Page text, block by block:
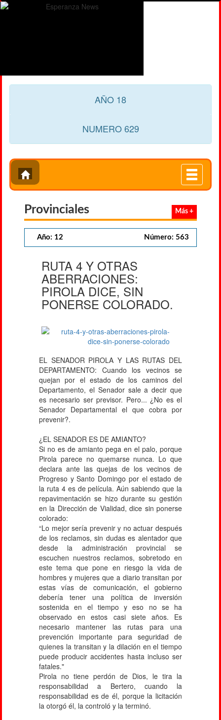
AÑO 18
NUMERO 629
Toggle
Provinciales Más +
Año: 12 Número: 563
RUTA 4 Y OTRAS
ABERRACIONES:
PIROLA DICE, SIN
PONERSE COLORADO.
EL SENADOR PIROLA Y LAS RUTAS DEL
DEPARTAMENTO: Cuando los vecinos se
quejan por el estado de los caminos del
Departamento, el Senador sale a decir que
es necesario ser previsor. Pero... ¿No es el
Senador Departamental el que cobra por
prevenir?.
¿EL SENADOR ES DE AMIANTO?
Si no es de amianto pega en el palo, porque
Pirola parece no quemarse nunca. Lo que
declara ante las quejas de los vecinos de
Progreso y Santo Domingo por el estado de
la ruta 4 es de película. Aún sabiendo que la
repavimentación se hizo durante su gestión
en la Dirección de Vialidad, dice sin ponerse
colorado:
“Lo mejor sería prevenir y no actuar después
de los reclamos, sin dudas es alentador que
desde la administración provincial se
escuchen nuestros reclamos, sobretodo en
este tema que pone en riesgo la vida de
hombres y mujeres que a diario transitan por
estas vías de comunicación, el gobierno
debería tener una política de inversión
sostenida en el tiempo y eso no se ha
observado en estos casi siete años. Es
necesario mantener las rutas para una
prevención importante para seguridad de
quienes la transitan y la dilación en el tiempo
puede producir accidentes hasta incluso ser
fatales."
Pirola no tiene perdón de Dios, le tira la
responsabilidad a Bertero, cuando la
responsabilidad es de él, porque la licitación
la otorgó él, la controló y la terminó.